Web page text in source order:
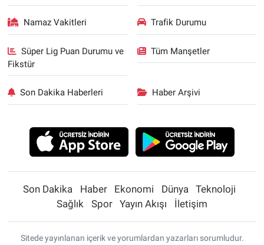
Namaz Vakitleri Trafik Durumu
Süper Lig Puan Durumu ve
Fikstür
Tüm Manşetler
Son Dakika Haberleri Haber Arşivi
Son Dakika Haber Ekonomi Dünya
Teknoloji
Sağlık
Spor Yayın Akışı İletişim
Sitede yayınlanan içerik ve yorumlardan yazarları sorumludur.